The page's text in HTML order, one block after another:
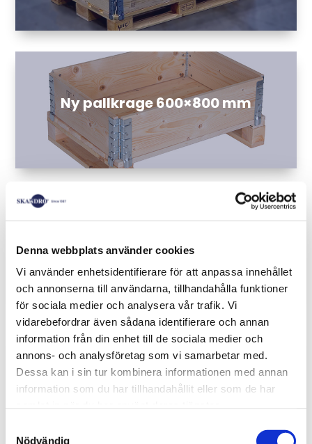
Denna webbplats använder cookies
Vi använder enhetsidentifierare för att anpassa innehållet
och annonserna till användarna, tillhandahålla funktioner
för sociala medier och analysera vår trafik. Vi
vidarebefordrar även sådana identifierare och annan
information från din enhet till de sociala medier och
annons- och analysföretag som vi samarbetar med.
Dessa kan i sin tur kombinera informationen med annan
information som du har tillhandahållit eller som de har
Nödvändig
Ny pallkrage 600×800 mm
Ny pallkrage med tryck